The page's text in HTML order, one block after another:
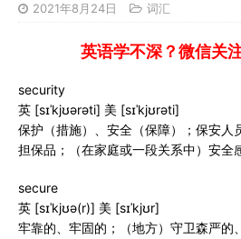
2021年8月24日 词汇
英语学不深？微信关
security
英 [sɪˈkjʊərəti] 美 [sɪˈkjʊrəti]
保护（措施）、安全（保障）；保安人
担保品；（在家庭或一段关系中）安全
secure
英 [sɪˈkjʊə(r)] 美 [sɪˈkjʊr]
牢靠的、牢固的；（地方）守卫森严的